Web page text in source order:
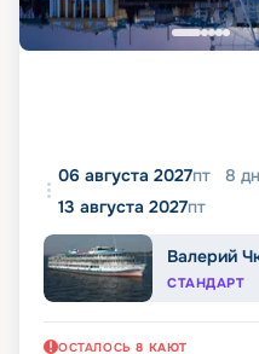
06 августа 2027пт 8 дн
13 августа 2027пт
Валерий
СТАНДАРТ
ОСТАЛОСЬ 8 КАЮТ